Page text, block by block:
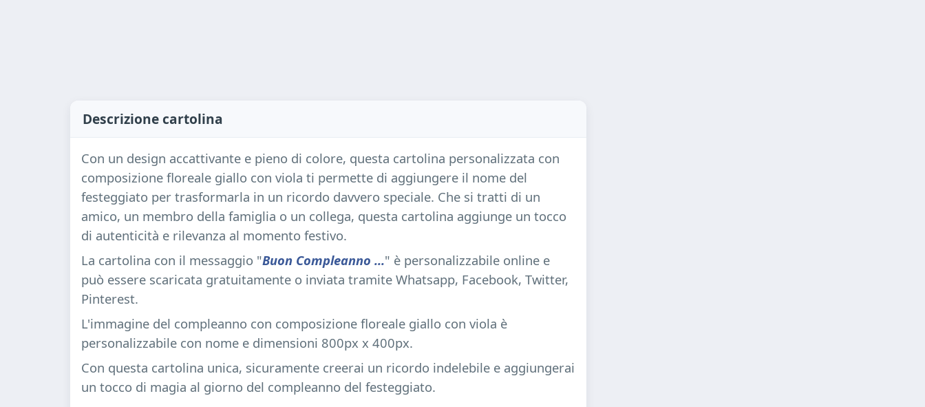
Descrizione cartolina
Con un design accattivante e pieno di colore, questa cartolina personalizzata con
composizione floreale giallo con viola ti permette di aggiungere il nome del
festeggiato per trasformarla in un ricordo davvero speciale. Che si tratti di un
amico, un membro della famiglia o un collega, questa cartolina aggiunge un tocco
di autenticità e rilevanza al momento festivo.
La cartolina con il messaggio "Buon Compleanno ..." è personalizzabile online e
può essere scaricata gratuitamente o inviata tramite Whatsapp, Facebook, Twitter,
Pinterest.
L'immagine del compleanno con composizione floreale giallo con viola è
personalizzabile con nome e dimensioni 800px x 400px.
Con questa cartolina unica, sicuramente creerai un ricordo indelebile e aggiungerai
un tocco di magia al giorno del compleanno del festeggiato.